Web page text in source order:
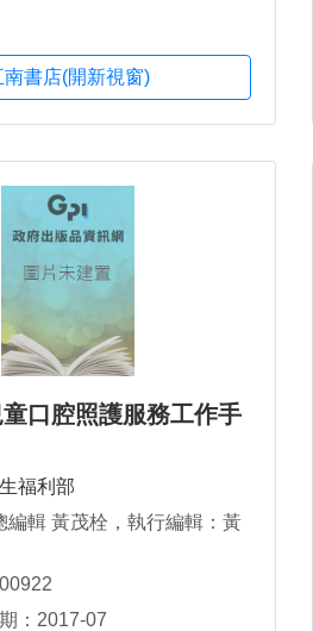
南書店(開新視窗)
口腔照護服務工作手
福利部
編輯 黃茂栓，執行編輯：黃
：2017-07